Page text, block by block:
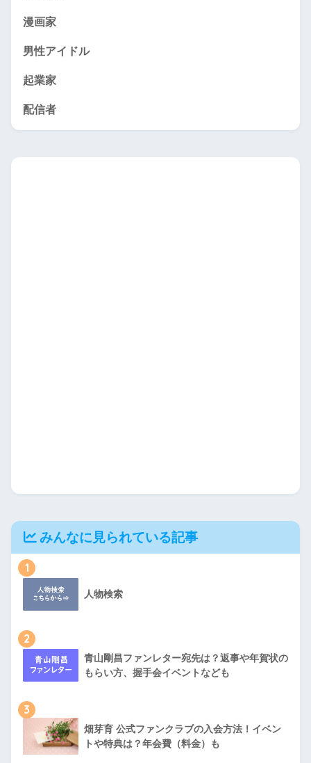
漫画家
男性アイドル
起業家
配信者
みんなに見られている記事
1
人物検索
2
青山剛昌ファンレター宛先は？返事や年賀状の
もらい方、握手会イベントなども
3
畑芽育 公式ファンクラブの入会方法！イベン
トや特典は？年会費（料金）も